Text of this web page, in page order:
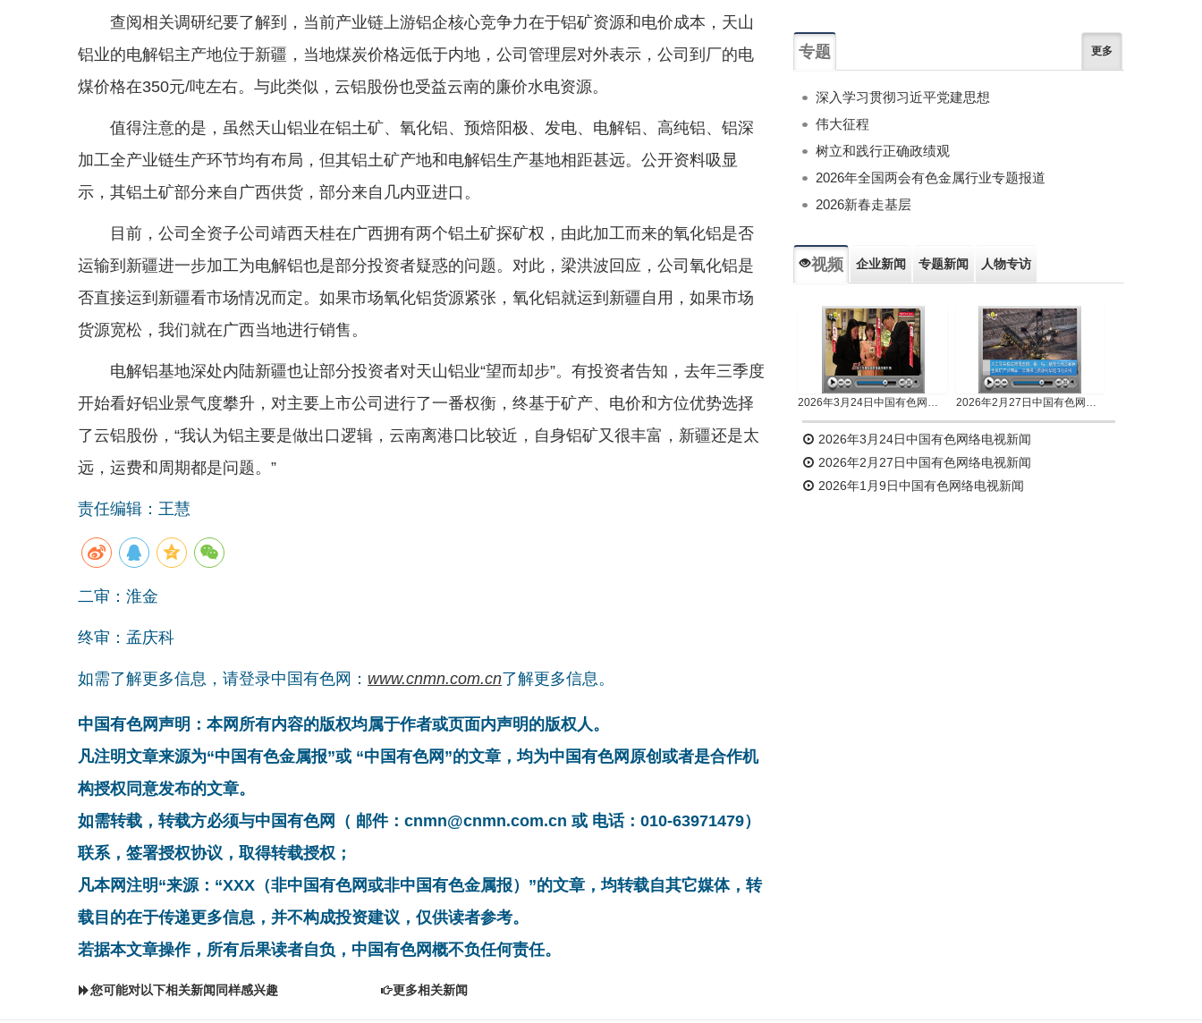
查阅相关调研纪要了解到，当前产业链上游铝企核心竞争力在于铝矿资源和电价成本，天山
铝业的电解铝主产地位于新疆，当地煤炭价格远低于内地，公司管理层对外表示，公司到厂的电
煤价格在350元/吨左右。与此类似，云铝股份也受益云南的廉价水电资源。
值得注意的是，虽然天山铝业在铝土矿、氧化铝、预焙阳极、发电、电解铝、高纯铝、铝深
加工全产业链生产环节均有布局，但其铝土矿产地和电解铝生产基地相距甚远。公开资料吸显
示，其铝土矿部分来自广西供货，部分来自几内亚进口。
目前，公司全资子公司靖西天桂在广西拥有两个铝土矿探矿权，由此加工而来的氧化铝是否
运输到新疆进一步加工为电解铝也是部分投资者疑惑的问题。对此，梁洪波回应，公司氧化铝是
否直接运到新疆看市场情况而定。如果市场氧化铝货源紧张，氧化铝就运到新疆自用，如果市场
货源宽松，我们就在广西当地进行销售。
电解铝基地深处内陆新疆也让部分投资者对天山铝业“望而却步”。有投资者告知，去年三季度
开始看好铝业景气度攀升，对主要上市公司进行了一番权衡，终基于矿产、电价和方位优势选择
了云铝股份，“我认为铝主要是做出口逻辑，云南离港口比较近，自身铝矿又很丰富，新疆还是太
远，运费和周期都是问题。”
责任编辑：王慧
二审：淮金
终审：孟庆科
如需了解更多信息，请登录中国有色网： www.cnmn.com.cn了解更多信息。
中国有色网声明：本网所有内容的版权均属于作者或页面内声明的版权人。
凡注明文章来源为“中国有色金属报”或 “中国有色网”的文章，均为中国有色网原创或者是合作机
构授权同意发布的文章。
如需转载，转载方必须与中国有色网（ 邮件：cnmn@cnmn.com.cn 或 电话：010-63971479）
联系，签署授权协议，取得转载授权；
凡本网注明“来源：“XXX（非中国有色网或非中国有色金属报）”的文章，均转载自其它媒体，转
载目的在于传递更多信息，并不构成投资建议，仅供读者参考。
若据本文章操作，所有后果读者自负，中国有色网概不负任何责任。
您可能对以下相关新闻同样感兴趣 更多相关新闻
专题 更多
深入学习贯彻习近平党建思想
伟大征程
树立和践行正确政绩观
2026年全国两会有色金属行业专题报道
2026新春走基层
视频 企业新闻 专题新闻 人物专访
2026年3月24日中国有色网络电视新闻 2026年2月27日中国有色网络电视新闻
2026年3月24日中国有色网络电视新闻
2026年2月27日中国有色网络电视新闻
2026年1月9日中国有色网络电视新闻